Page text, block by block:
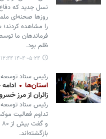
نسل جدید که
روزها صحنه‌ای
فرماندهان ما
ظلم بود.
۱۴۰۴-۰۵-۲۴ ۱۲:۴۴
رئیس ستاد توسعه
استان‌ها
زائران از مرز
رئیس ستاد توسعه
تداوم فعالیت
بازگشته‌اند.